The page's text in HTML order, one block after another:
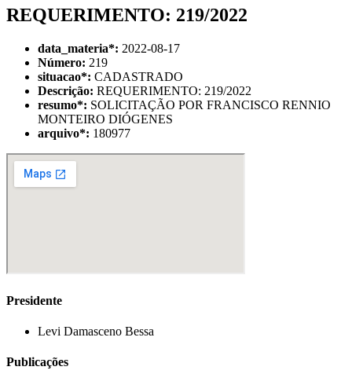
REQUERIMENTO: 219/2022
data_materia*: 2022-08-17
Número: 219
situacao*: CADASTRADO
Descrição: REQUERIMENTO: 219/2022
resumo*: SOLICITAÇÃO POR FRANCISCO RENNIO
MONTEIRO DIÓGENES
arquivo*: 180977
Presidente
Levi Damasceno Bessa
Publicações